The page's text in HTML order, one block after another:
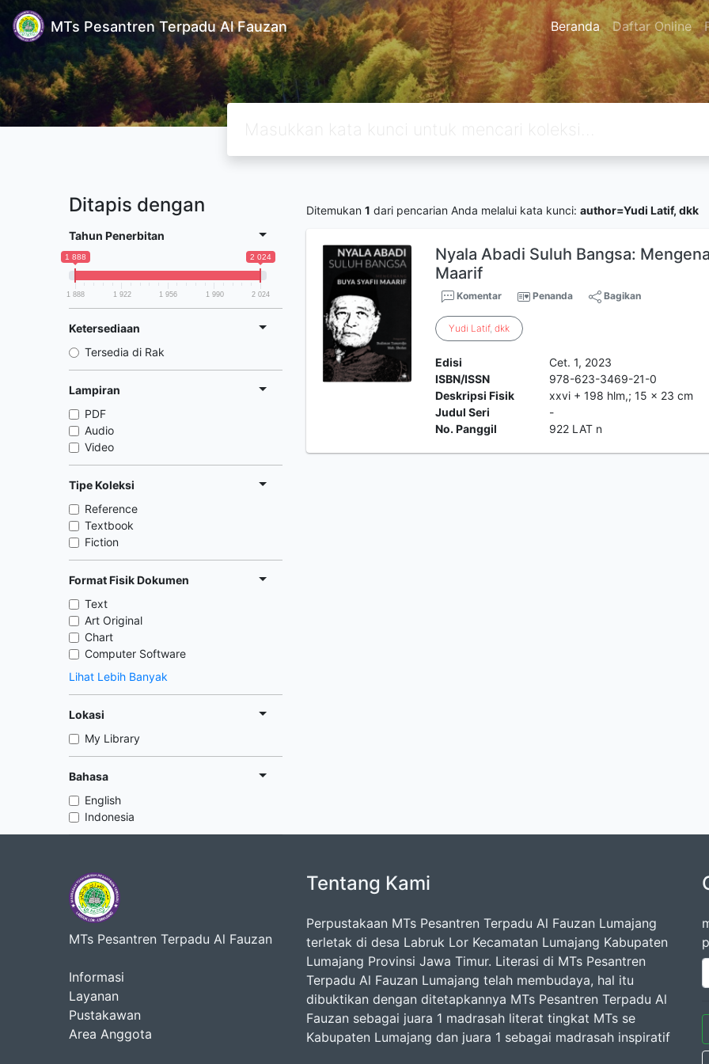
MTs Pesantren Terpadu Al Fauzan Beranda Daftar Online
Ditapis dengan
Tahun Penerbitan
1 888 2 024
1 888 1 922 1 956 1 990 2 024
Ketersediaan
Tersedia di Rak
Lampiran
PDF
Audio
Video
Tipe Koleksi
Reference
Textbook
Fiction
Format Fisik Dokumen
Text
Art Original
Chart
Computer Software
Lihat Lebih Banyak
Lokasi
My Library
Bahasa
English
Indonesia
Ditemukan 1 dari pencarian Anda melalui kata kunci: author=Yudi Latif, dkk
Nyala Abadi Suluh Bangsa:
Maarif
Komentar Penanda Bagikan
Yudi Latif,dkk
Edisi
Cet. 1, 2023
ISBN/ISSN
978-623-3469-21-0
Deskripsi Fisik
xxvi + 198 hlm,; 15 x 23 cm
Judul Seri
-
No. Panggil
922 LAT n
MTs Pesantren Terpadu Al Fauzan
Informasi
Layanan
Pustakawan
Area Anggota
Tentang Kami
Perpustakaan MTs Pesantren Terpadu Al Fauzan Lumajang
terletak di desa Labruk Lor Kecamatan Lumajang Kabupaten
Lumajang Provinsi Jawa Timur. Literasi di MTs Pesantren
Terpadu Al Fauzan Lumajang telah membudaya, hal itu
dibuktikan dengan ditetapkannya MTs Pesantren Terpadu Al
Fauzan sebagai juara 1 madrasah literat tingkat MTs se
Kabupaten Lumajang dan juara 1 sebagai madrasah inspiratif